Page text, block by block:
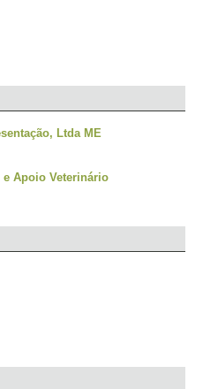
Ltda ME
e Apoio Veterinário